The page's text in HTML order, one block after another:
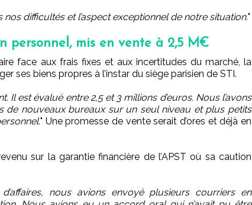
nos difficultés et l’aspect exceptionnel de notre situation."
personnel, mis en vente à 2,5 M€
face aux frais fixes et aux incertitudes du marché, la
ses biens propres à l’instar du siège parisien de STI.
Il est évalué entre 2,5 et 3 millions d’euros. Nous l’avons
de nouveaux bureaux sur un seul niveau et plus petits
" Une promesse de vente serait d’ores et déjà en
sur la garantie financière de l’APST où sa caution
nous avions envoyé plusieurs courriers en